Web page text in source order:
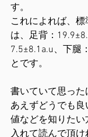
す。
これによれば、
は、足背：
7.5±8.1a.u、下腿
とです。
書いていて思った
あえずどうでも
値などを知りた
入れて読んで頂け